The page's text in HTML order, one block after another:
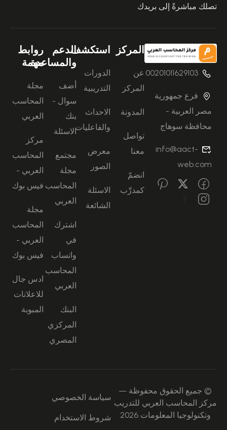
تصلك مباشرةً إلى بريدك
00201011629103
فرع جمهورية
مصر العربية -
محافظة سوهاج
info@aact-
web.com
المركز
عن
المركز
المدونة
تواصل
معنا
انضمّ
كمدرِّب
استكشف
الدورات
التدريبية
الاحداث
والفاعليات
معرض
الصور
الاسئلة
الشائعة
الدعم
والمساعدة
أضف
سوال -
بنك
الاسئلة
مجتمع
مجلة
المحاسب
العربي
اشترك
في
واتساب
المحاسب
العربي
البنك
المركزي
المصري
روابط
مهمة
مجلة
المحاسب
العربي
مركز
المحاسب
العربي -
فيس بوك
مجلة
المحاسب
العربي -
فيس بوك
ادس جال
للاعلانات
المبوبة
© جميع الحقوق محفوظة —
مركز المحاسب العربي للتدريب
وتكنولوجيا المعلومات 2026
سياسة الخصوصي
شروط الاستخدام